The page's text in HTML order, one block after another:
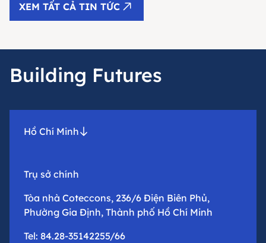
XEM TẤT CẢ TIN TỨC
Building Futures
Hồ Chí Minh
Trụ sở chính
Tòa nhà Coteccons, 236/6 Điện Biên Phủ,
Phường Gia Định, Thành phố Hồ Chí Minh
Tel: 84.28-35142255/66